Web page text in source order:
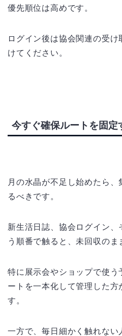
優先順位は高めです。
ログイン後は協会関連の受
けてください。
今すぐ確保ルートを固定
月の水晶が不足し始めたら
るべきです。
新生活日誌、協会ログイン、
う順番で触ると、未回収のま
特に展示会やショップで使う
ートを一本化して管理した方
す。
一方で、毎日細かく触れない